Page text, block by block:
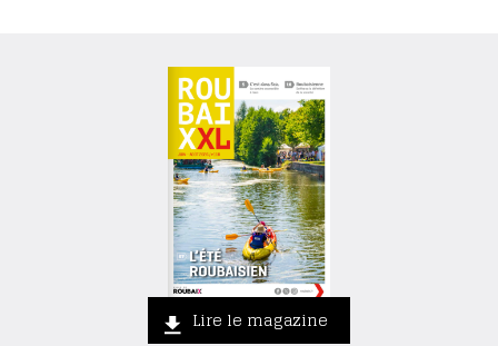
Lire le magazine